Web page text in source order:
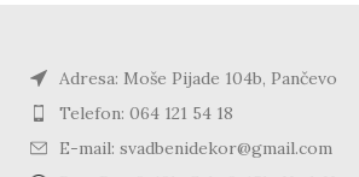
Adresa: Moše Pijade 104b, Pančevo
Telefon: 064 121 54 18
E-mail: svadbenidekor@gmail.com